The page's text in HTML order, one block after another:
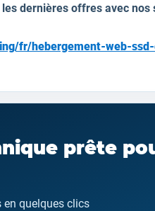
les dernières offres avec nos
fr/hebergement-web-
prête
quelques clics